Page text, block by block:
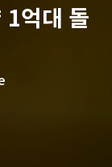
1억대 돌